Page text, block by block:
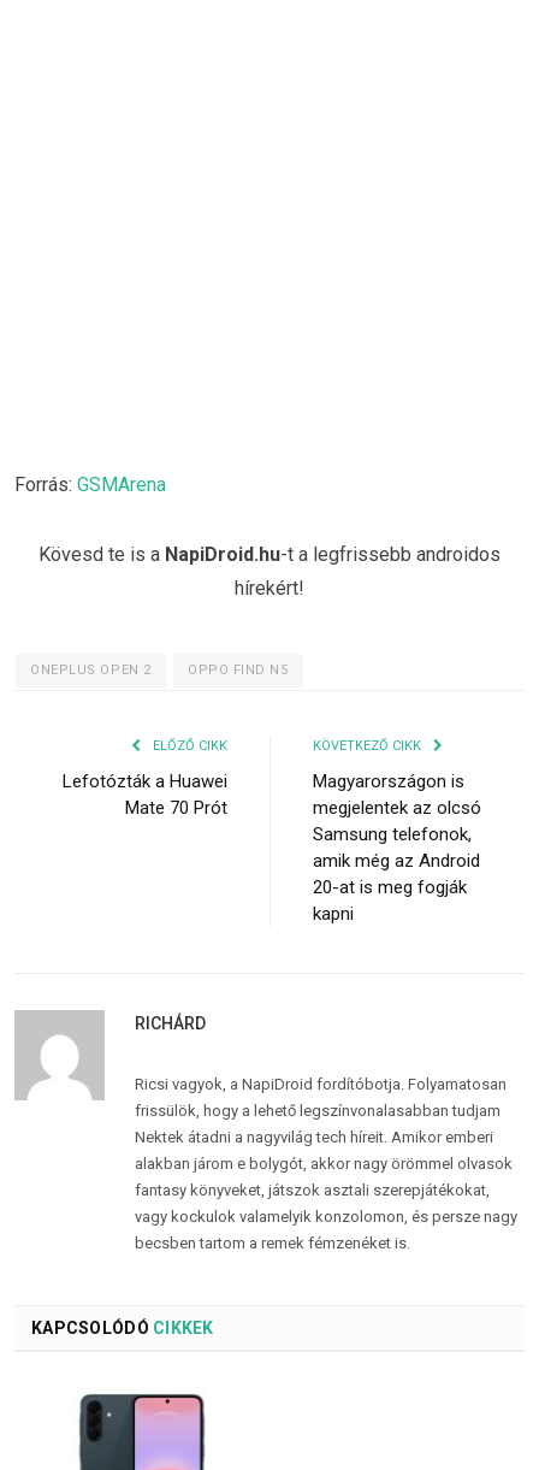
Forrás: GSMArena
Kövesd te is a NapiDroid.hu-t a legfrissebb androidos
hírekért!
ONEPLUS OPEN 2 OPPO FIND N5
ELŐZŐ CIKK
Lefotózták a Huawei
Mate 70 Prót
KÖVETKEZŐ CIKK
Magyarországon is
megjelentek az olcsó
Samsung telefonok,
amik még az Android
20-at is meg fogják
kapni
RICHÁRD
Ricsi vagyok, a NapiDroid fordítóbotja. Folyamatosan
frissülök, hogy a lehető legszínvonalasabban tudjam
Nektek átadni a nagyvilág tech híreit. Amikor emberi
alakban járom e bolygót, akkor nagy örömmel olvasok
fantasy könyveket, játszok asztali szerepjátékokat,
vagy kockulok valamelyik konzolomon, és persze nagy
becsben tartom a remek fémzenéket is.
KAPCSOLÓDÓ CIKKEK